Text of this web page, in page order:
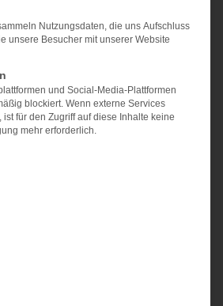
Nutzungsdaten, die uns Aufschluss
unsere Besucher mit unserer Website
und Social-Media-Plattformen
blockiert. Wenn externe Services
ist für den Zugriff auf diese Inhalte keine
mehr erforderlich.